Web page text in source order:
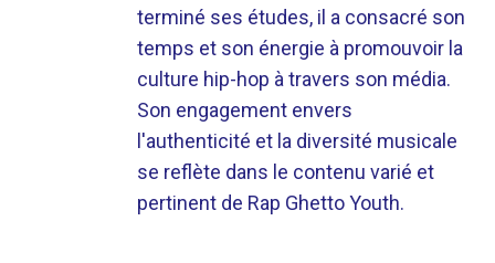
terminé ses études, il a consacré son
temps et son énergie à promouvoir la
culture hip-hop à travers son média.
Son engagement envers
l'authenticité et la diversité musicale
se reflète dans le contenu varié et
pertinent de Rap Ghetto Youth.